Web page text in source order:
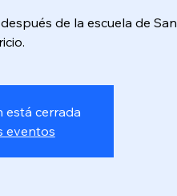
de la escuela de San
está cerrada
eventos